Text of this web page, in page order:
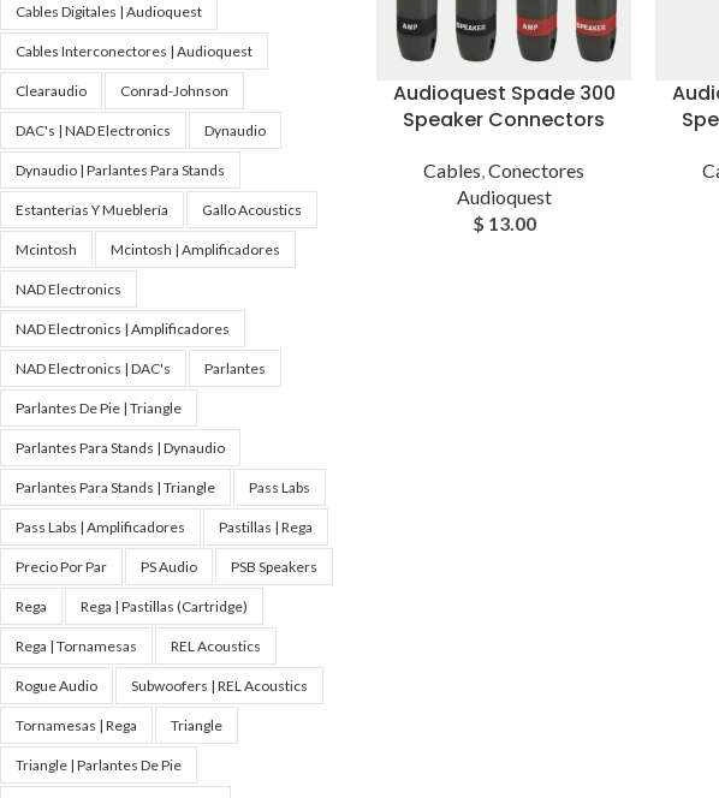
Cables Digitales | Audioquest
Cables Interconectores | Audioquest
Clearaudio Conrad-Johnson
DAC's | NAD Electronics Dynaudio
Dynaudio | Parlantes Para Stands
Estanterías Y Mueblería Gallo Acoustics
Mcintosh Mcintosh | Amplificadores
NAD Electronics
NAD Electronics | Amplificadores
NAD Electronics | DAC's Parlantes
Parlantes De Pie | Triangle
Parlantes Para Stands | Dynaudio
Parlantes Para Stands | Triangle Pass Labs
Pass Labs | Amplificadores Pastillas | Rega
Precio Por Par PS Audio PSB Speakers
Rega Rega | Pastillas (Cartridge)
Rega | Tornamesas REL Acoustics
Rogue Audio Subwoofers | REL Acoustics
Tornamesas | Rega Triangle
Triangle | Parlantes De Pie
Audioquest Spade 300
Speaker Connectors
Cables,Conectores
Audioquest
$ 13.00